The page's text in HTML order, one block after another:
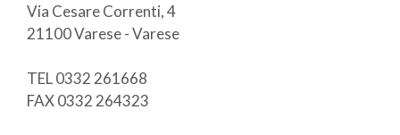
Via Cesare Correnti, 4
21100 Varese - Varese
TEL 0332 261668
FAX 0332 264323